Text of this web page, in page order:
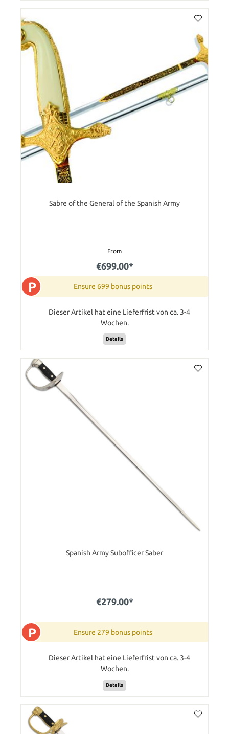
Sabre of the General of the Spanish Army
From
€699.00*
P Ensure 699 bonus points
Dieser Artikel hat eine Lieferfrist von ca. 3-4
Wochen.
Details
Spanish Army Subofficer Saber
€279.00*
P Ensure 279 bonus points
Dieser Artikel hat eine Lieferfrist von ca. 3-4
Wochen.
Details